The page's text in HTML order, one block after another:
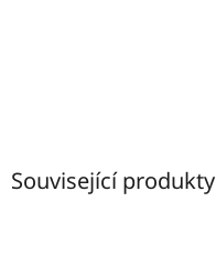
Související produkty